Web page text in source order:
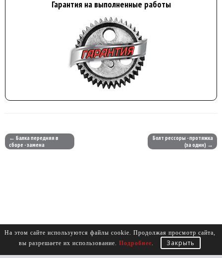
Гарантия на выполненные работы
← Балка передняя в
сборе - замена
Болт рессоры - протяжка
(за один) →
На этом сайте используются файлы cookie. Продолжая просмотр сайта,
вы разрешаете их использование. Подробнее. Закрыть